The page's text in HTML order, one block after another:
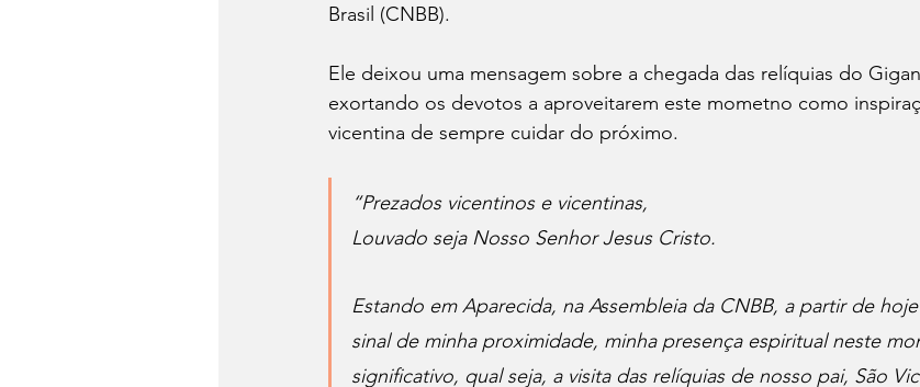
Brasil (CNBB).
Ele deixou uma mensagem sobre a chegada das relíquias do
exortando os devotos a aproveitarem este mometno como
vicentina de sempre cuidar do próximo.
“Prezados vicentinos e vicentinas,
Louvado seja Nosso Senhor Jesus Cristo.
Estando em Aparecida, na Assembleia da CNBB, a partir de
sinal de minha proximidade, minha presença espiritual neste
significativo, qual seja, a visita das relíquias de nosso pai, São